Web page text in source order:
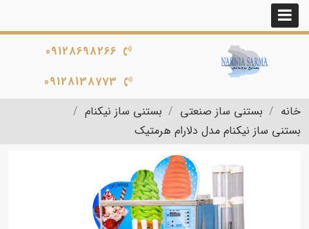
09128698266
09128138773
خانه
بستنی ساز صنعتی
بستنی ساز نیکنام
بستنی ساز نیکنام مدل دلارام هرمتیک